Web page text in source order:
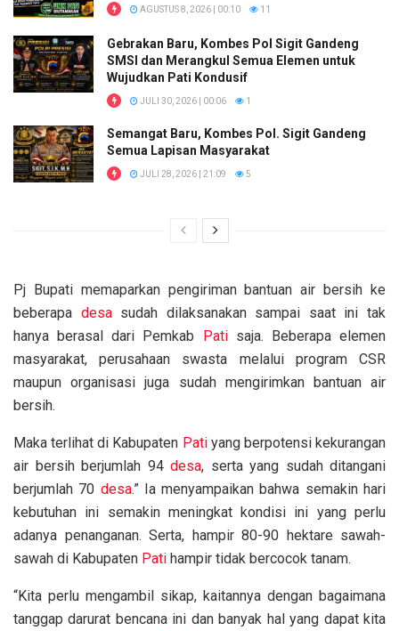
AGUSTUS 8, 2026 | 00:10 11
Gebrakan Baru, Kombes Pol Sigit Gandeng
SMSI dan Merangkul Semua Elemen untuk
Wujudkan Pati Kondusif
JULI 30, 2026 | 00:06 1
Semangat Baru, Kombes Pol. Sigit Gandeng
Semua Lapisan Masyarakat
JULI 28, 2026 | 21:09 5
Pj Bupati memaparkan pengiriman bantuan air bersih ke
beberapa desasudah dilaksanakan sampai saat ini tak
hanya berasal dari Pemkab
Patisaja. Beberapa elemen
masyarakat, perusahaan swasta melalui program CSR
maupun organisasi juga sudah mengirimkan bantuan air
bersih.
Maka terlihat di Kabupaten Patiyang berpotensi kekurangan
air bersih berjumlah 94 desa, serta yang sudah ditangani
berjumlah 70 desa.” Ia menyampaikan bahwa semakin hari
kebutuhan ini semakin meningkat kondisi ini yang perlu
adanya penanganan. Serta, hampir 80-90 hektare sawah-
sawah di Kabupaten Pati hampir tidak bercocok tanam.
“Kita perlu mengambil sikap, kaitannya dengan bagaimana
tanggap darurat bencana ini dan banyak hal yang dapat kita